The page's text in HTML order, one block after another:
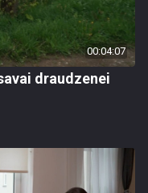
00:04:07
draudzenei